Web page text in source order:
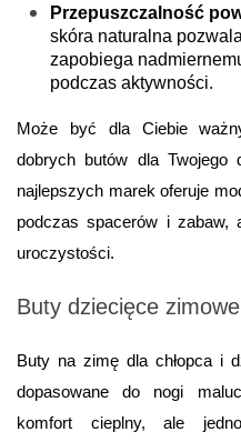
Przepuszczalność
skóra naturalna
zapobiega
podczas aktywności.
Może być dla Ciebie
dobrych butów dla Twojego
najlepszych marek oferuje
podczas spacerów i zabaw,
uroczystości.
Buty dziecięce
Buty na zimę dla chłopca i
dopasowane do nogi
komfort cieplny, ale